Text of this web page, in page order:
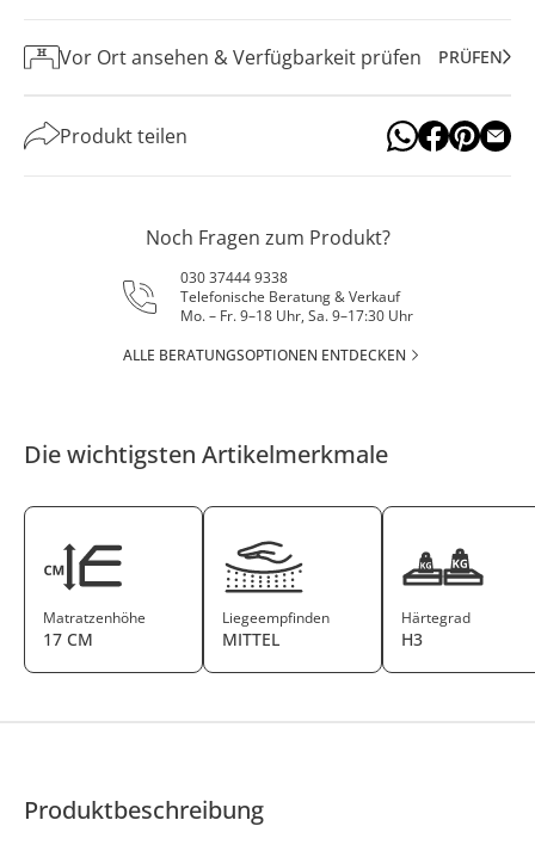
Vor Ort ansehen & Verfügbarkeit prüfen PRÜFEN
Produkt teilen
Noch Fragen zum Produkt?
030 37444 9338
Telefonische Beratung & Verkauf
Mo. – Fr. 9–18 Uhr, Sa. 9–17:30 Uhr
ALLE BERATUNGSOPTIONEN ENTDECKEN
Die wichtigsten Artikelmerkmale
Matratzenhöhe
17 CM
Liegeempfinden
MITTEL
Härtegrad
H3
Produktbeschreibung